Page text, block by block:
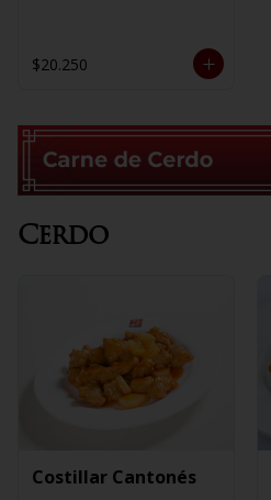
$20.250
Cerdo
Costillar Cantonés